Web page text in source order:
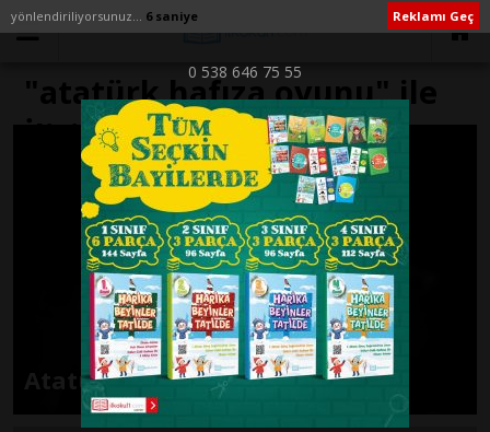
yönlendiriliyorsunuz... 6 saniye Reklamı Geç
0 538 646 75 55
"atatürk hafıza oyunu" ile
İlişikli yazılar
Atatürk Konulu Hafıza Oyunu